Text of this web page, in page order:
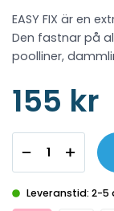
EASY FIX är en
Den fastnar på
poolliner,
155 kr
Leveranstid: 2-5